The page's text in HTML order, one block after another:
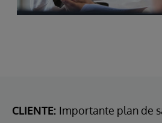
CLIENTE: Importante plan de